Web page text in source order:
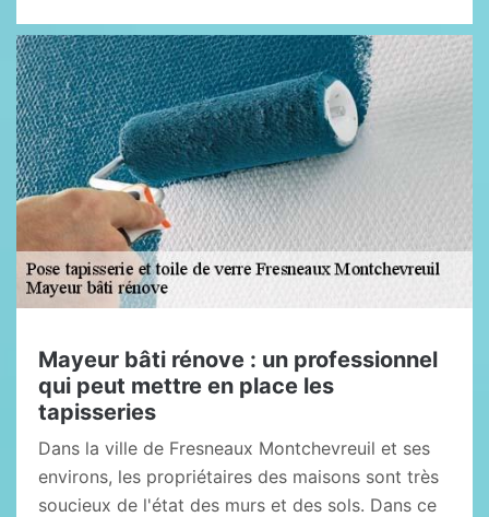
Mayeur bâti rénove : un professionnel
qui peut mettre en place les
tapisseries
Dans la ville de Fresneaux Montchevreuil et ses
environs, les propriétaires des maisons sont très
soucieux de l'état des murs et des sols. Dans ce